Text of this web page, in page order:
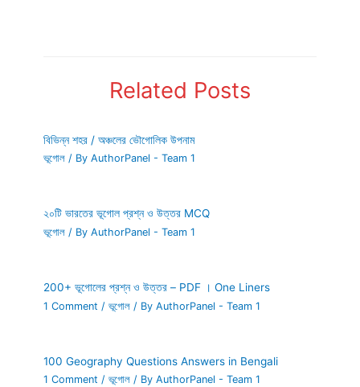
Related Posts
বিভিন্ন শহর / অঞ্চলের ভৌগোলিক উপনাম
ভূগোল / ByAuthorPanel - Team 1
২০টি ভারতের ভূগোল প্রশ্ন ও উত্তর MCQ
ভূগোল / ByAuthorPanel - Team 1
200+ ভূগোলের প্রশ্ন ও উত্তর – PDF । One Liners
1 Comment /ভূগোল / ByAuthorPanel - Team 1
100 Geography Questions Answers in Bengali
1 Comment /ভূগোল / ByAuthorPanel - Team 1